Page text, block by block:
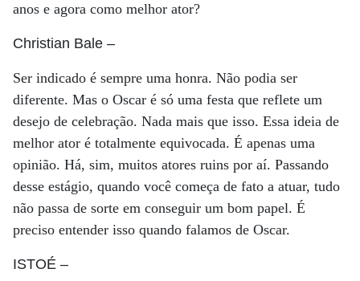
anos e agora como melhor ator?
Christian Bale –
Ser indicado é sempre uma honra. Não podia ser
diferente. Mas o Oscar é só uma festa que reflete um
desejo de celebração. Nada mais que isso. Essa ideia de
melhor ator é totalmente equivocada. É apenas uma
opinião. Há, sim, muitos atores ruins por aí. Passando
desse estágio, quando você começa de fato a atuar, tudo
não passa de sorte em conseguir um bom papel. É
preciso entender isso quando falamos de Oscar.
ISTOÉ –